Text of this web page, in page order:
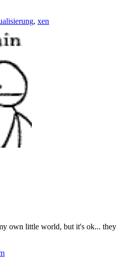
, xen
own little world, but it's ok... they